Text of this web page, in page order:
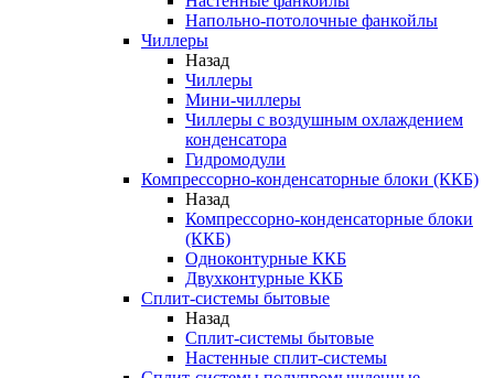
Напольно-потолочные фанкойлы
Чиллеры
Назад
Чиллеры
Мини-чиллеры
Чиллеры с воздушным охлаждением
конденсатора
Гидромодули
Компрессорно-конденсаторные блоки (ККБ)
Назад
Компрессорно-конденсаторные блоки
(ККБ)
Одноконтурные ККБ
Двухконтурные ККБ
Сплит-системы бытовые
Назад
Сплит-системы бытовые
Настенные сплит-системы